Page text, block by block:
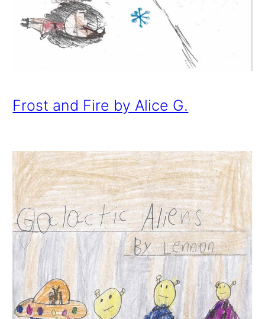
Frost and Fire by Alice G.